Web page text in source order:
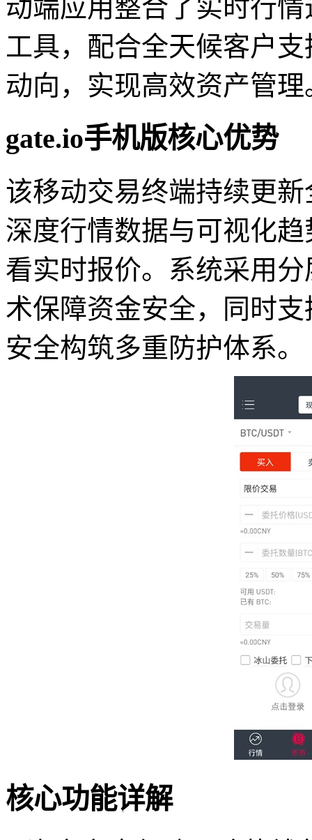
动端应用整合了实时行
工具，配合全天候客户
动向，实现高效资产管理
gate.io手机版核心优势
该移动交易终端持续更
深度行情数据与可视化
看实时报价。系统采用
术保障资金安全，同时
安全构筑多重防护体系。
核心功能详解